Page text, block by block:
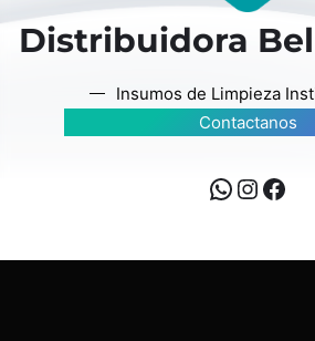
Distribuidora
Insumos de Limpieza
Contactanos